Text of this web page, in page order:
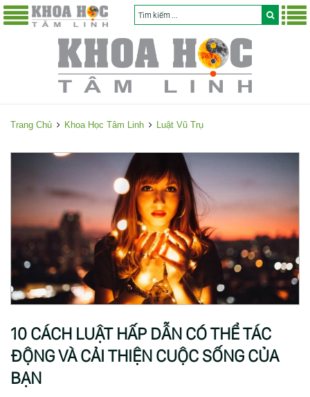
Trang Chủ Khoa Học Tâm Linh Luật Vũ Trụ
10 CÁCH LUẬT HẤP DẪN CÓ THỂ TÁC
ĐỘNG VÀ CẢI THIỆN CUỘC SỐNG CỦA
BẠN